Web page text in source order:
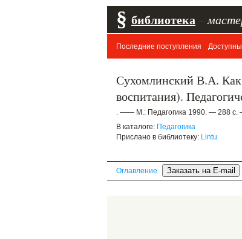
§ библиотека
Последние поступления
Сухомлинский В.А. Как
воспитания).
. —— М.: Педагогика 1990. — 288 с.
В каталоге: Педагогика
Прислано в библиотеку: Lintu
Оглавление